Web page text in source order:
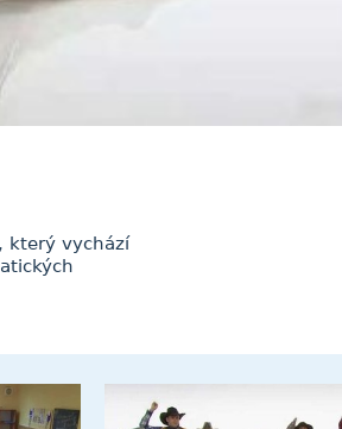
který vychází